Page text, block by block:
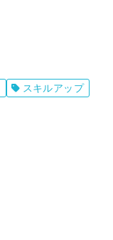
スキルアップ